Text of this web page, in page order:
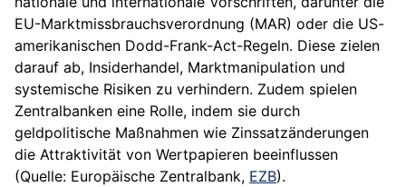
EU-Marktmissbrauchsverordnung (MAR) oder die US-
amerikanischen Dodd-Frank-Act-Regeln. Diese zielen
darauf ab, Insiderhandel, Marktmanipulation und
systemische Risiken zu verhindern. Zudem spielen
Zentralbanken eine Rolle, indem sie durch
geldpolitische Maßnahmen wie Zinssatzänderungen
die Attraktivität von Wertpapieren beeinflussen
(Quelle: Europäische Zentralbank, EZB).